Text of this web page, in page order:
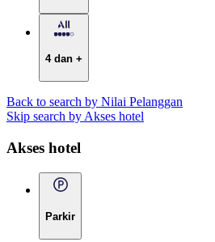
4 dan +
Back to search by Nilai Pelanggan
Skip search by Akses hotel
Akses hotel
Parkir